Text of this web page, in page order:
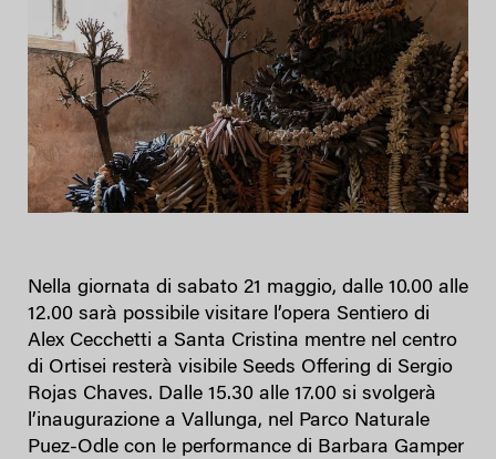
Nella giornata di sabato 21 maggio, dalle 10.00 alle
12.00 sarà possibile visitare l’opera Sentiero di
Alex Cecchetti a Santa Cristina mentre nel centro
di Ortisei resterà visibile Seeds Offering di Sergio
Rojas Chaves. Dalle 15.30 alle 17.00 si svolgerà
l’inaugurazione a Vallunga, nel Parco Naturale
Puez-Odle con le performance di Barbara Gamper